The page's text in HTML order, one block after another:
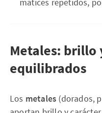
Metales: brillo
equilibrados
Los metales (dorados,